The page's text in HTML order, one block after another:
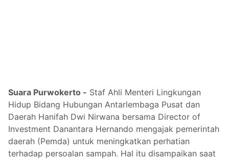
Suara Purwokerto - Staf Ahli Menteri Lingkungan
Hidup Bidang Hubungan Antarlembaga Pusat dan
Daerah Hanifah Dwi Nirwana bersama Director of
Investment Danantara Hernando mengajak pemerintah
daerah (Pemda) untuk meningkatkan perhatian
terhadap persoalan sampah. Hal itu disampaikan saat